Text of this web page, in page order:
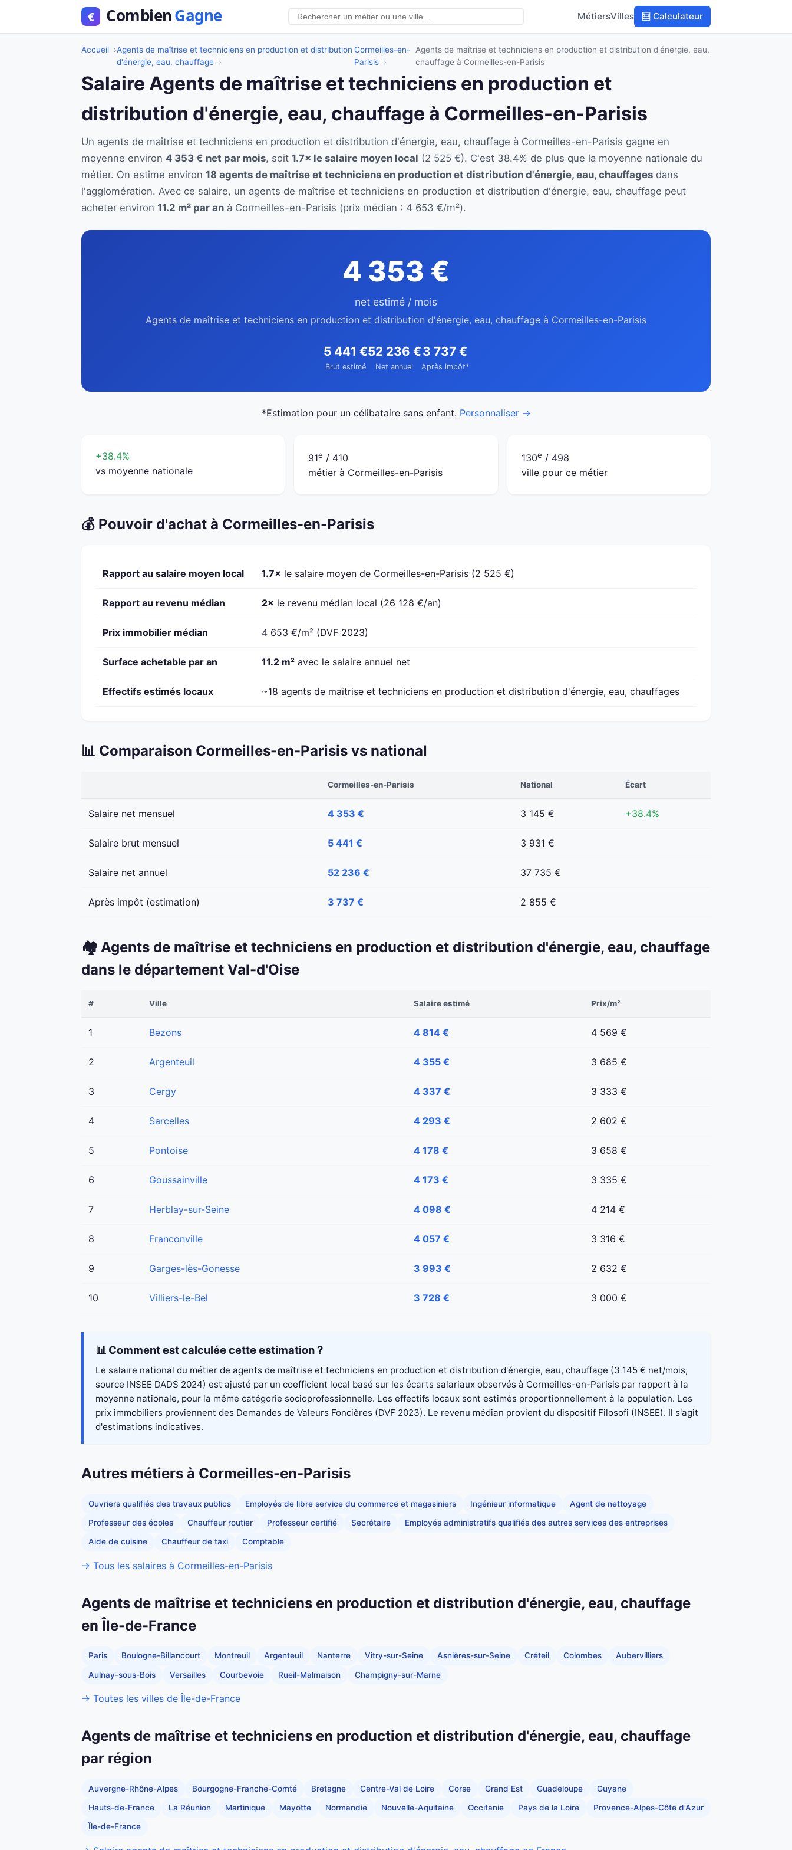
MétiersVilles 🧮 Calculateur
Accueil
Agents de maîtrise et techniciens en production et distribution
d'énergie, eau, chauffage
Cormeilles-en-
Parisis
Agents de maîtrise et techniciens en production et distribution d'énergie, eau,
chauffage à Cormeilles-en-Parisis
Salaire Agents de maîtrise et techniciens en production et
distribution d'énergie, eau, chauffage à Cormeilles-en-Parisis
Un agents de maîtrise et techniciens en production et distribution d'énergie, eau, chauffage à Cormeilles-en-Parisis gagne en
moyenne environ 4 353 € net par mois, soit 1.7× le salaire moyen local (2 525 €). C'est 38.4% de plus que la moyenne nationale du
métier. On estime environ 18 agents de maîtrise et techniciens en production et distribution d'énergie, eau, chauffages dans
l'agglomération. Avec ce salaire, un agents de maîtrise et techniciens en production et distribution d'énergie, eau, chauffage peut
acheter environ 11.2 m² par an à Cormeilles-en-Parisis (prix médian : 4 653 €/m²).
4 353 €
net estimé / mois
Agents de maîtrise et techniciens en production et distribution d'énergie, eau, chauffage à Cormeilles-en-Parisis
5 441 €
Brut estimé
52 236 €
Net annuel
3 737 €
Après impôt*
*Estimation pour un célibataire sans enfant. Personnaliser →
+38.4%
vs moyenne nationale
91e / 410
métier à Cormeilles-en-Parisis
130e / 498
ville pour ce métier
💰 Pouvoir d'achat à Cormeilles-en-Parisis
Rapport au salaire moyen local 1.7× le salaire moyen de Cormeilles-en-Parisis (2 525 €)
Rapport au revenu médian 2× le revenu médian local (26 128 €/an)
Prix immobilier médian 4 653 €/m² (DVF 2023)
Surface achetable par an 11.2 m² avec le salaire annuel net
Effectifs estimés locaux ~18 agents de maîtrise et techniciens en production et distribution d'énergie, eau, chauffages
📊 Comparaison Cormeilles-en-Parisis vs national
Cormeilles-en-Parisis National Écart
Salaire net mensuel 4 353 € 3 145 € +38.4%
Salaire brut mensuel 5 441 € 3 931 €
Salaire net annuel 52 236 € 37 735 €
Après impôt (estimation) 3 737 € 2 855 €
🏘️ Agents de maîtrise et techniciens en production et distribution d'énergie, eau, chauffage
dans le département Val-d'Oise
# Ville Salaire estimé Prix/m²
1 Bezons 4 814 € 4 569 €
2 Argenteuil 4 355 € 3 685 €
3 Cergy 4 337 € 3 333 €
4 Sarcelles 4 293 € 2 602 €
5 Pontoise 4 178 € 3 658 €
6 Goussainville 4 173 € 3 335 €
7 Herblay-sur-Seine 4 098 € 4 214 €
8 Franconville 4 057 € 3 316 €
9 Garges-lès-Gonesse 3 993 € 2 632 €
10 Villiers-le-Bel 3 728 € 3 000 €
📊 Comment est calculée cette estimation ?
Le salaire national du métier de agents de maîtrise et techniciens en production et distribution d'énergie, eau, chauffage (3 145 € net/mois,
source INSEE DADS 2024) est ajusté par un coefficient local basé sur les écarts salariaux observés à Cormeilles-en-Parisis par rapport à la
moyenne nationale, pour la même catégorie socioprofessionnelle. Les effectifs locaux sont estimés proportionnellement à la population. Les
prix immobiliers proviennent des Demandes de Valeurs Foncières (DVF 2023). Le revenu médian provient du dispositif Filosofi (INSEE). Il s'agit
d'estimations indicatives.
Autres métiers à Cormeilles-en-Parisis
Ouvriers qualifiés des travaux publics Employés de libre service du commerce et magasiniers Ingénieur informatique Agent de nettoyage
Professeur des écoles Chauffeur routier Professeur certifié Secrétaire Employés administratifs qualifiés des autres services des entreprises
Aide de cuisine Chauffeur de taxi Comptable
→ Tous les salaires à Cormeilles-en-Parisis
Agents de maîtrise et techniciens en production et distribution d'énergie, eau, chauffage
en Île-de-France
Paris Boulogne-Billancourt Montreuil Argenteuil Nanterre Vitry-sur-Seine Asnières-sur-Seine Créteil Colombes Aubervilliers
Aulnay-sous-Bois Versailles Courbevoie Rueil-Malmaison Champigny-sur-Marne
→ Toutes les villes de Île-de-France
Agents de maîtrise et techniciens en production et distribution d'énergie, eau, chauffage
par région
Auvergne-Rhône-Alpes Bourgogne-Franche-Comté Bretagne Centre-Val de Loire Corse Grand Est Guadeloupe Guyane
Hauts-de-France La Réunion Martinique Mayotte Normandie Nouvelle-Aquitaine Occitanie Pays de la Loire Provence-Alpes-Côte d'Azur
Île-de-France